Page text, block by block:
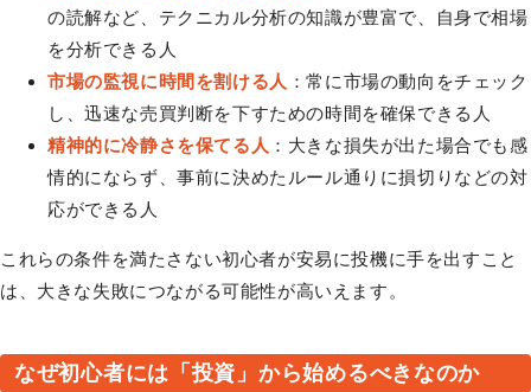
の読解など、テクニカル分析の知識が豊富で、自身で相場
を分析できる人
市場の監視に時間を割ける人 ：常に市場の動向をチェック
し、迅速な売買判断を下すための時間を確保できる人
精神的に冷静さを保てる人 ：大きな損失が出た場合でも感
情的にならず、事前に決めたルール通りに損切りなどの対
応ができる人
これらの条件を満たさない初心者が安易に投機に手を出すこと
は、大きな失敗につながる可能性が高いえます。
なぜ初心者には「投資」から始めるべきなのか